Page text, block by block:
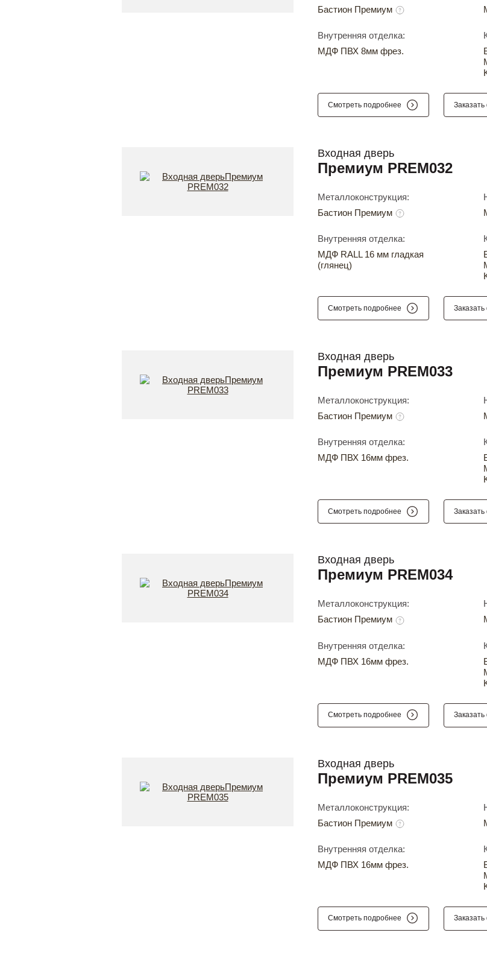
Бастион Премиум
Внутренняя отделка:
МДФ ПВХ 8мм фрез.
Смотреть подробнее Заказать
Входная дверь
Премиум PREM032
Металлоконструкция:
Бастион Премиум
Внутренняя отделка:
МДФ RALL 16 мм гладкая
(глянец)
Смотреть подробнее Заказать
Входная дверь
Премиум PREM033
Металлоконструкция:
Бастион Премиум
Внутренняя отделка:
МДФ ПВХ 16мм фрез.
Смотреть подробнее Заказать
Входная дверь
Премиум PREM034
Металлоконструкция:
Бастион Премиум
Внутренняя отделка:
МДФ ПВХ 16мм фрез.
Смотреть подробнее Заказать
Входная дверь
Премиум PREM035
Металлоконструкция:
Бастион Премиум
Внутренняя отделка:
МДФ ПВХ 16мм фрез.
Смотреть подробнее Заказать